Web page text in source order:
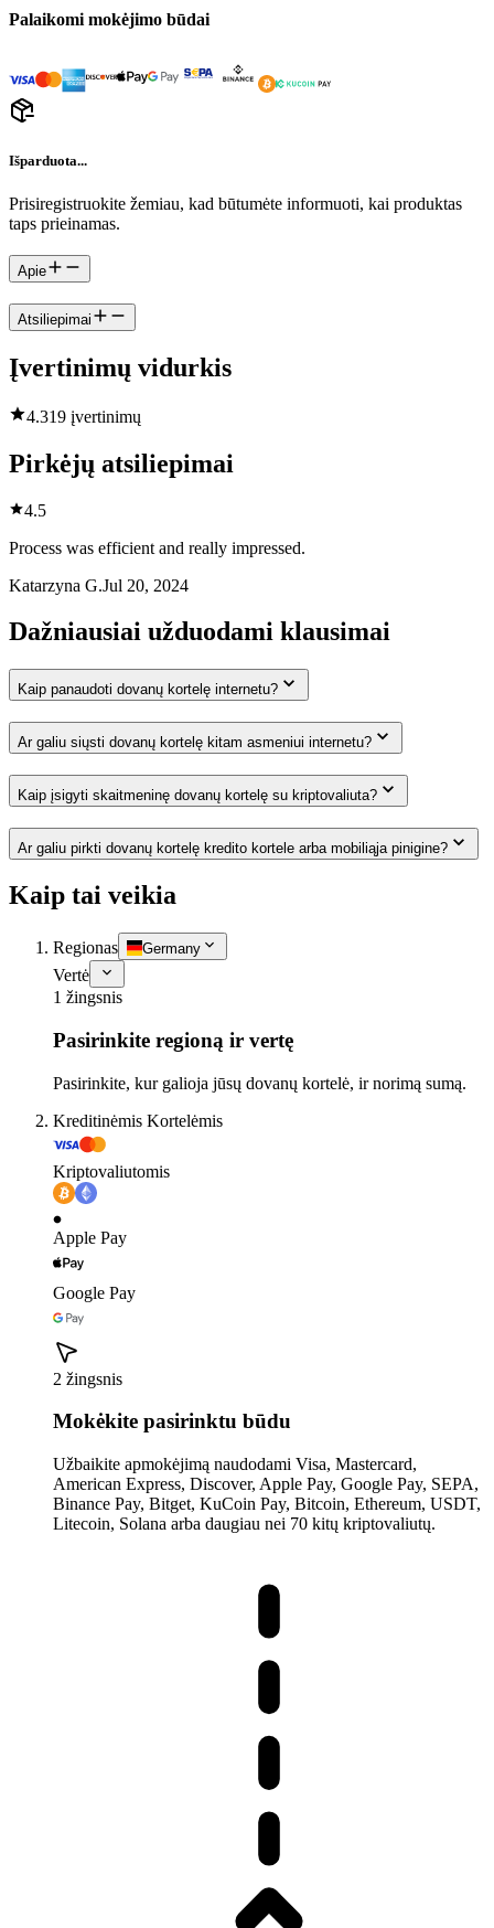
Palaikomi mokėjimo būdai
Išparduota...
Prisiregistruokite žemiau, kad būtumėte informuoti, kai produktas
taps prieinamas.
Apie
Atsiliepimai
Įvertinimų vidurkis
4.319 įvertinimų
Pirkėjų atsiliepimai
4.5
Process was efficient and really impressed.
Katarzyna G.Jul 20, 2024
Dažniausiai užduodami klausimai
Kaip panaudoti dovanų kortelę internetu?
Ar galiu siųsti dovanų kortelę kitam asmeniui internetu?
Kaip įsigyti skaitmeninę dovanų kortelę su kriptovaliuta?
Ar galiu pirkti dovanų kortelę kredito kortele arba mobiliąja pinigine?
Kaip tai veikia
Regionas Germany
Vertė
1 žingsnis
Pasirinkite regioną ir vertę
Pasirinkite, kur galioja jūsų dovanų kortelė, ir norimą sumą.
Kreditinėmis Kortelėmis
Kriptovaliutomis
Apple Pay
Google Pay
2 žingsnis
Mokėkite pasirinktu būdu
Užbaikite apmokėjimą naudodami Visa, Mastercard,
American Express, Discover, Apple Pay, Google Pay, SEPA,
Binance Pay, Bitget, KuCoin Pay, Bitcoin, Ethereum, USDT,
Litecoin, Solana arba daugiau nei 70 kitų kriptovaliutų.